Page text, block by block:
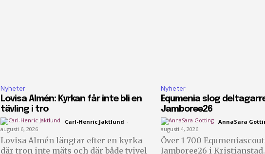
Nyheter
Lovisa Almén: Kyrkan får inte bli en
tävling i tro
Carl-Henric Jaktlund -
augusti 6, 2026
Lovisa Almén längtar efter en kyrka
där tron inte mäts och där både tvivel
Nyheter
Equmenia slog
Jamboree26
AnnaSara
augusti 4, 2026
Över 1 700
Jamboree26 i